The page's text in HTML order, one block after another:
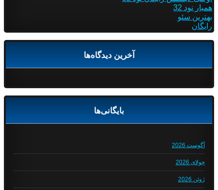
همیار نود 32
بهترین سئو
رایگان
آخرین دیدگاه‌ها
بایگانی‌ها
آگوست 2026
جولای 2026
ژوئن 2026